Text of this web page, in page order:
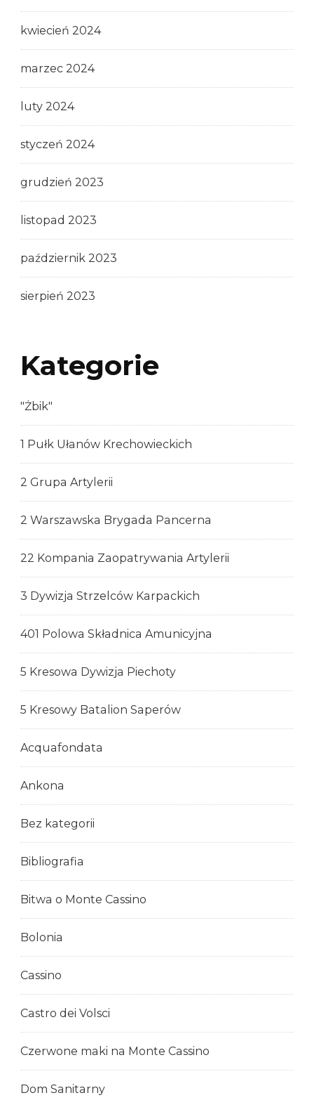
kwiecień 2024
marzec 2024
luty 2024
styczeń 2024
grudzień 2023
listopad 2023
październik 2023
sierpień 2023
Kategorie
"Żbik"
1 Pułk Ułanów Krechowieckich
2 Grupa Artylerii
2 Warszawska Brygada Pancerna
22 Kompania Zaopatrywania Artylerii
3 Dywizja Strzelców Karpackich
401 Polowa Składnica Amunicyjna
5 Kresowa Dywizja Piechoty
5 Kresowy Batalion Saperów
Acquafondata
Ankona
Bez kategorii
Bibliografia
Bitwa o Monte Cassino
Bolonia
Cassino
Castro dei Volsci
Czerwone maki na Monte Cassino
Dom Sanitarny